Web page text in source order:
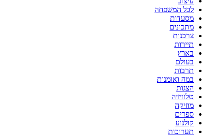
לכל המשפחה
מסעדות
מתכונים
צרכנות
תיירות
בארץ
בעולם
תרבות
במה ואומנות
הצגות
טלוויזיה
מוזיקה
ספרים
קולנוע
תערוכות